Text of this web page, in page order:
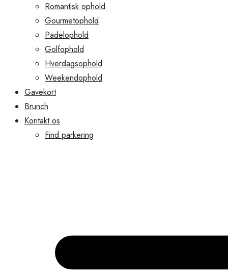
Romantisk ophold
Gourmetophold
Padelophold
Golfophold
Hverdagsophold
Weekendophold
Gavekort
Brunch
Kontakt os
Find parkering